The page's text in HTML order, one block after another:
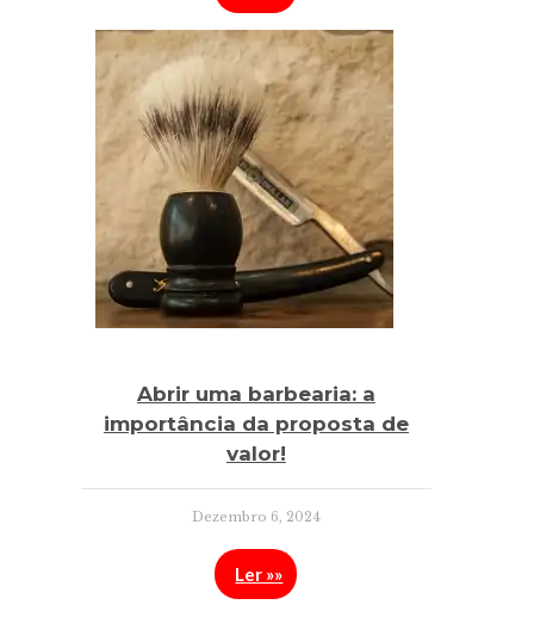
Abrir uma barbearia: a
importância da proposta de
valor!
Dezembro 6, 2024
Ler »»